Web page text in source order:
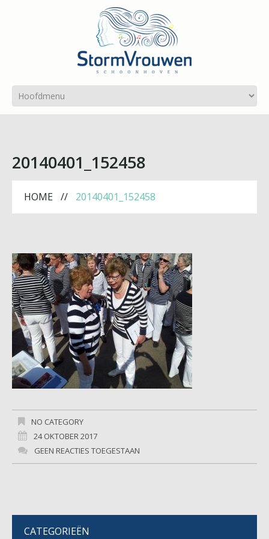
20140401_152458
HOME 20140401_152458
NO CATEGORY
24 OKTOBER 2017
GEEN REACTIES TOEGESTAAN
CATEGORIEËN